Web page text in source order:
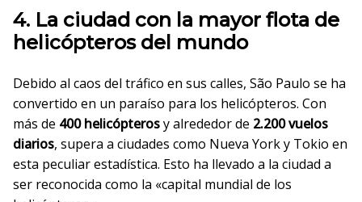
4. La ciudad con la mayor flota de
helicópteros del mundo
Debido al caos del tráfico en sus calles, São Paulo se ha
convertido en un paraíso para los helicópteros. Con
más de 400 helicópterosy alrededor de 2.200 vuelos
diarios, supera a ciudades como Nueva York y Tokio en
esta peculiar estadística. Esto ha llevado a la ciudad a
ser reconocida como la «capital mundial de los